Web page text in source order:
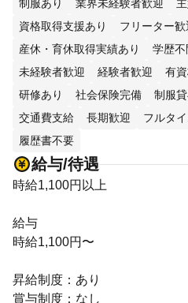
制服あり 業界未経験者歓迎
資格取得支援あり
フリーター歓
産休・育休取得実績あり
学歴不
未経験者歓迎
経験者歓迎 有
研修あり
社会保険完備 制服
交通費支給
長期歓迎 フルタ
履歴書不要
給与/待遇
時給1,100円以上
給与
時給1,100円〜
昇給制度：あり
賞与制度：なし